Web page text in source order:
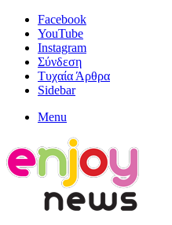
Facebook
YouTube
Instagram
Σύνδεση
Τυχαία Άρθρα
Sidebar
Menu